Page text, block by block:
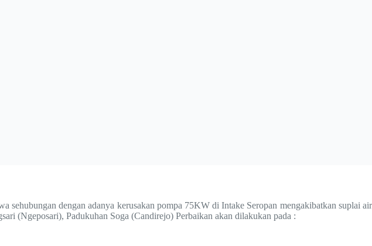
dengan adanya kerusakan pompa 75KW di Intake Seropan mengakibatkan suplai air
(Ngeposari), Padukuhan Soga (Candirejo) Perbaikan akan dilakukan pada :